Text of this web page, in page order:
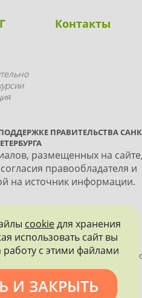
Контакты
ПРАВИТЕЛЬСТВА
размещенных на
правообладателя и
на источник информации.
КОНТРОЛЮ,
ОХРАНЫ ПАМЯТНИКОВ
cookieдля хранения
использовать сайт вы
работу с этими файлами
И ЗАКРЫТЬ